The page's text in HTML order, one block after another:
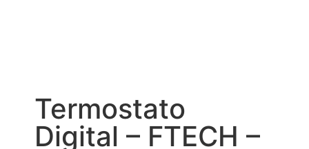
Termostato
Digital – FTECH –